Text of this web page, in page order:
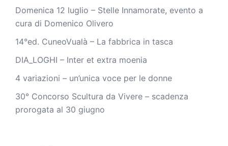
Domenica 12 luglio – Stelle Innamorate, evento a
cura di Domenico Olivero
14°ed. CuneoVualà – La fabbrica in tasca
DIA_LOGHI – Inter et extra moenia
4 variazioni – un’unica voce per le donne
30° Concorso Scultura da Vivere – scadenza
prorogata al 30 giugno